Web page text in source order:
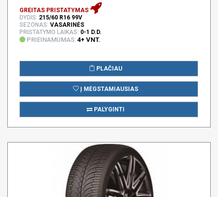
GREITAS PRISTATYMAS
DYDIS: 215/60 R16 99V
SEZONAS: VASARINĖS
PRISTATYMO LAIKAS: 0-1 D.D.
PRIEINAMUMAS: 4+ VNT.
PLAČIAU
Į MĖGSTAMIAUSIAS
PALYGINTI